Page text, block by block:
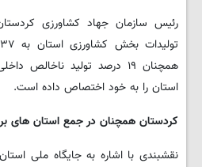
رئیس سازمان جهاد کشاورزی
استان را به خود اختصاص داده است.
کردستان همچنان در جمع استان های
نقشبندی با اشاره به جایگاه ملی